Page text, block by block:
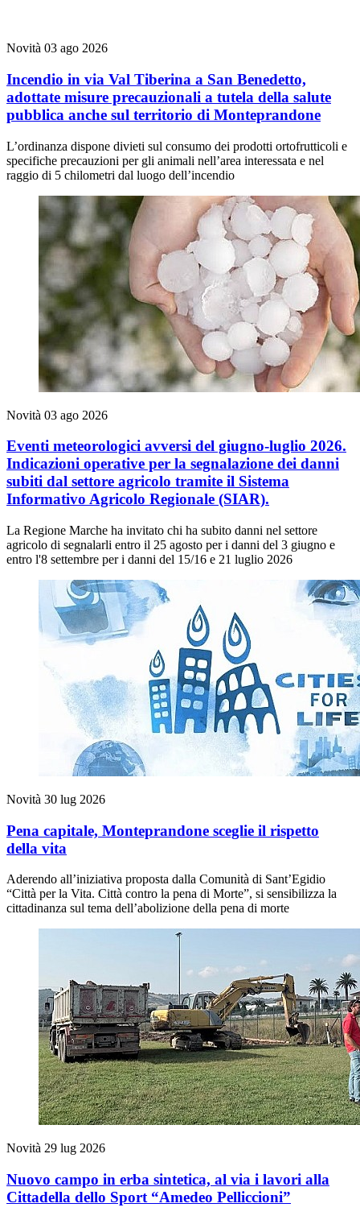
Novità 03 ago 2026
Incendio in via Val Tiberina a San Benedetto,
adottate misure precauzionali a tutela della salute
pubblica anche sul territorio di Monteprandone
L’ordinanza dispone divieti sul consumo dei prodotti ortofrutticoli e
specifiche precauzioni per gli animali nell’area interessata e nel
raggio di 5 chilometri dal luogo dell’incendio
Novità 03 ago 2026
Eventi meteorologici avversi del giugno-luglio 2026.
Indicazioni operative per la segnalazione dei danni
subiti dal settore agricolo tramite il Sistema
Informativo Agricolo Regionale (SIAR).
La Regione Marche ha invitato chi ha subito danni nel settore
agricolo di segnalarli entro il 25 agosto per i danni del 3 giugno e
entro l'8 settembre per i danni del 15/16 e 21 luglio 2026
Novità 30 lug 2026
Pena capitale, Monteprandone sceglie il rispetto
della vita
Aderendo all’iniziativa proposta dalla Comunità di Sant’Egidio
“Città per la Vita. Città contro la pena di Morte”, si sensibilizza la
cittadinanza sul tema dell’abolizione della pena di morte
Novità 29 lug 2026
Nuovo campo in erba sintetica, al via i lavori alla
Cittadella dello Sport “Amedeo Pelliccioni”